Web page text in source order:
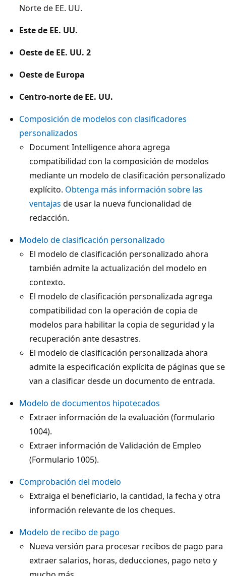
Norte de EE. UU.
Este de EE. UU.
Oeste de EE. UU. 2
Oeste de Europa
Centro-norte de EE. UU.
Composición de modelos con clasificadores
personalizados
Document Intelligence ahora agrega
compatibilidad con la composición de modelos
mediante un modelo de clasificación personalizado
explícito. Obtenga más información sobre las
ventajas de usar la nueva funcionalidad de
redacción.
Modelo de clasificación personalizado
El modelo de clasificación personalizado ahora
también admite la actualización del modelo en
contexto.
El modelo de clasificación personalizada agrega
compatibilidad con la operación de copia de
modelos para habilitar la copia de seguridad y la
recuperación ante desastres.
El modelo de clasificación personalizada ahora
admite la especificación explícita de páginas que se
van a clasificar desde un documento de entrada.
Modelo de documentos hipotecados
Extraer información de la evaluación (formulario
1004).
Extraer información de Validación de Empleo
(Formulario 1005).
Comprobación del modelo
Extraiga el beneficiario, la cantidad, la fecha y otra
información relevante de los cheques.
Modelo de recibo de pago
Nueva versión para procesar recibos de pago para
extraer salarios, horas, deducciones, pago neto y